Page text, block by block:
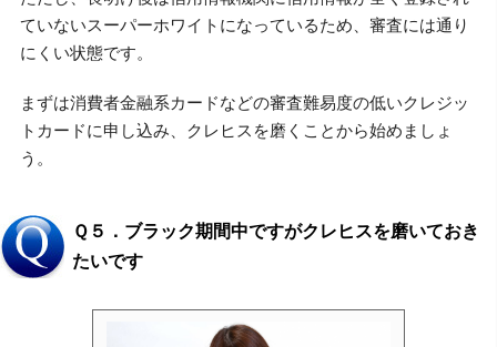
ていないスーパーホワイトになっているため、審査には通り
にくい状態です。
まずは消費者金融系カードなどの審査難易度の低いクレジッ
トカードに申し込み、クレヒスを磨くことから始めましょ
う。
Ｑ５．ブラック期間中ですがクレヒスを磨いておき
たいです